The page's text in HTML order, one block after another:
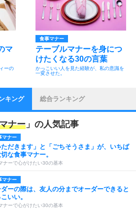
マ
ーの
食事マナー
テーブルマナーを身につ
けたくなる30の言葉
かっこいい人を見た経験が、私の意識を
一変させた。
キング 総合ランキング
ナー 」の人気記事
マナー
ただきます」と「ごちそうさま」が、いちば
な食事マナー。
ナーで心がけたい30の基本
マナー
ーの際は、友人の分までオーダーできると
いい。
ナーで心がけたい30の基本